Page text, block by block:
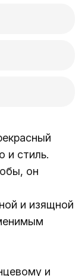
и стиль.
он
и изящной
и